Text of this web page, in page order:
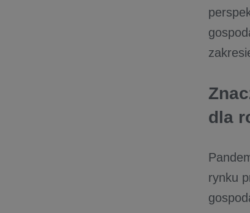
dla
rynku